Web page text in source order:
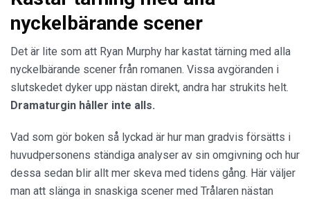
nyckelbärande scener
Det är lite som att Ryan Murphy har kastat tärning med alla
nyckelbärande scener från romanen. Vissa avgöranden i
slutskedet dyker upp nästan direkt, andra har strukits helt.
Dramaturgin håller inte alls.
Vad som gör boken så lyckad är hur man gradvis försätts i
huvudpersonens ständiga analyser av sin omgivning och hur
dessa sedan blir allt mer skeva med tidens gång. Här väljer
man att slänga in snaskiga scener med Trålaren nästan